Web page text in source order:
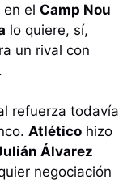
en el Camp Nou
lo quiere, sí,
un rival con
refuerza todavía
Atlético hizo
Álvarez
negociación